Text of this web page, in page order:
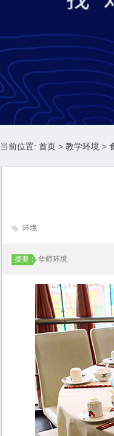
当前位置: 首页 > 教学环境 >
环境
摘要： 华师环境